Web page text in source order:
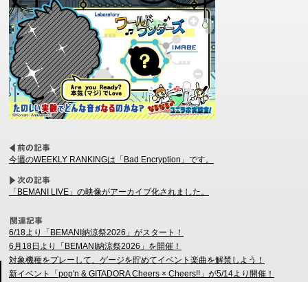
今週のWEEKLY RANKINGは「Bad Encryption」です。
「BEMANI LIVE」の映像がアーカイブ化されました。
6/18より「BEMANI納涼祭2026」がスタート！
6月18日より「BEMANI納涼祭2026」を開催！
対象機種をプレーして、ゲージを貯めてイベント楽曲を解禁しよう！
新イベント「pop'n & GITADORA Cheers × Cheers!!」が5/14より開催！